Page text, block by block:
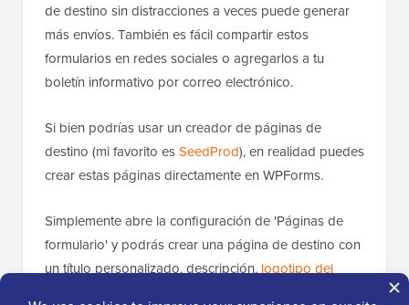
de destino sin distracciones a veces puede generar
más envíos. También es fácil compartir estos
formularios en redes sociales o agregarlos a tu
boletín informativo por correo electrónico.
Si bien podrías usar un creador de páginas de
destino (mi favorito esSeedProd), en realidad puedes
crear estas páginas directamente en WPForms.
Simplemente abre la configuración de 'Páginas de
formulario' y podrás crear una página de destino con
un título personalizado, descripción,logotipo del